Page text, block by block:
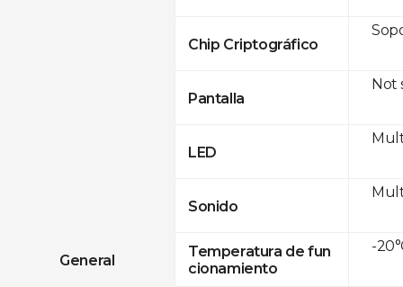
General
Chip Criptográfico
Pantalla
LED
Sonido
Temperatura de fun
cionamiento
Not
-